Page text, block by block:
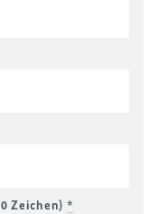
Zeichen) *